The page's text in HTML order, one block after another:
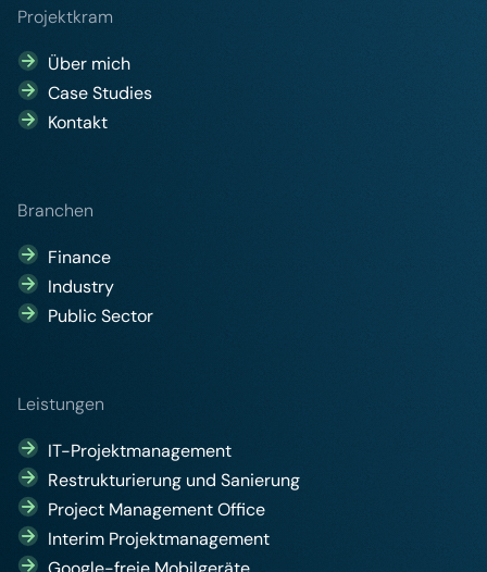
Projektkram
Über mich
Case Studies
Kontakt
Branchen
Finance
Industry
Public Sector
Leistungen
IT-Projektmanagement
Restrukturierung und Sanierung
Project Management Office
Interim Projektmanagement